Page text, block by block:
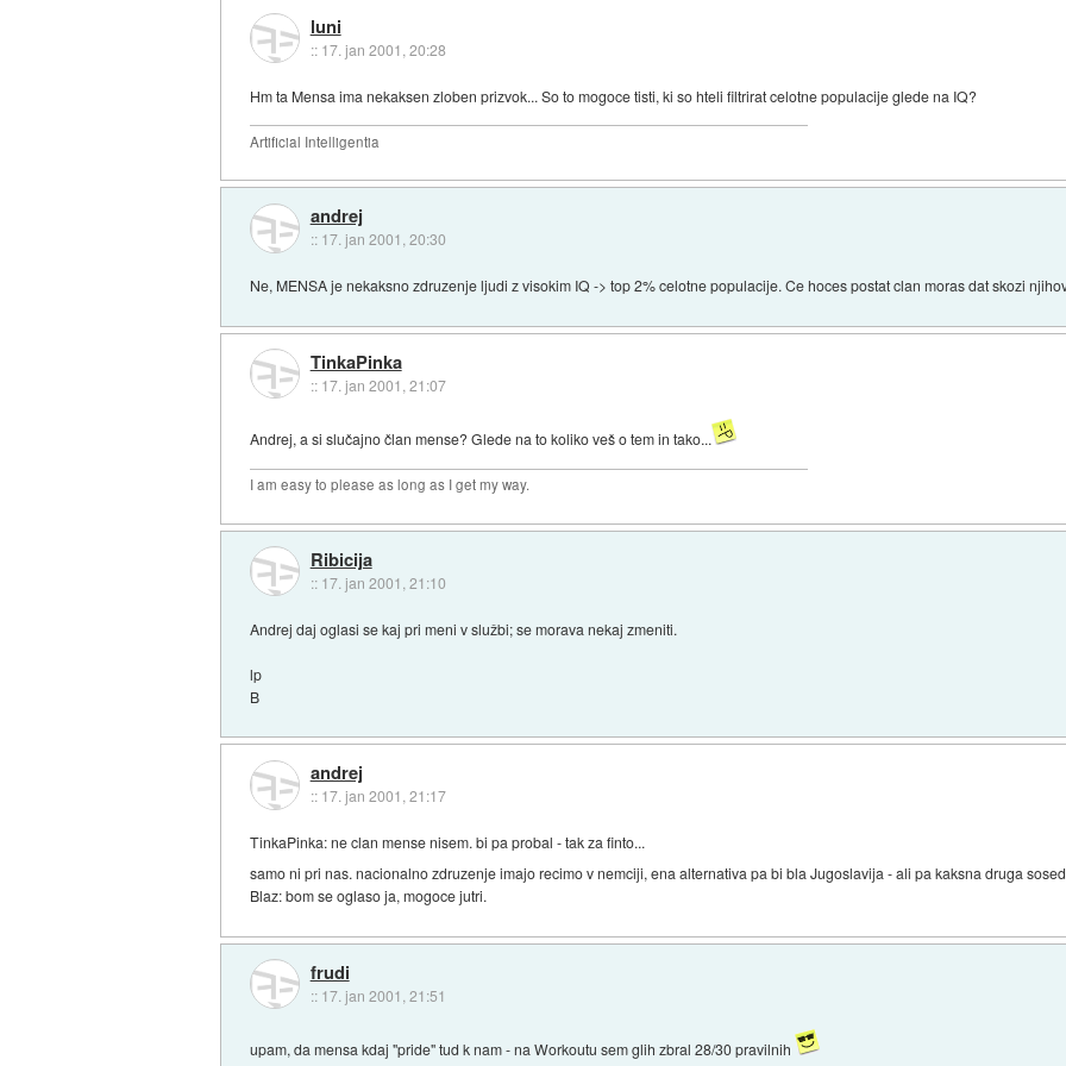
luni
:: 17. jan 2001, 20:28
Hm ta Mensa ima nekaksen zloben prizvok... So to mogoce tisti, ki so hteli filtrirat celotne populacije glede na IQ?
Artificial Intelligentia
andrej
:: 17. jan 2001, 20:30
Ne, MENSA je nekaksno zdruzenje ljudi z visokim IQ -> top 2% celotne populacije. Ce hoces postat clan moras dat skozi
TinkaPinka
:: 17. jan 2001, 21:07
Andrej, a si slučajno član mense? Glede na to koliko veš o tem in tako...
I am easy to please as long as I get my way.
Ribicija
:: 17. jan 2001, 21:10
Andrej daj oglasi se kaj pri meni v službi; se morava nekaj zmeniti.
lp
B
andrej
:: 17. jan 2001, 21:17
TinkaPinka: ne clan mense nisem. bi pa probal - tak za finto...
samo ni pri nas. nacionalno zdruzenje imajo recimo v nemciji, ena alternativa pa bi bla Jugoslavija - ali pa kaksna druga
Blaz: bom se oglaso ja, mogoce jutri.
frudi
:: 17. jan 2001, 21:51
upam, da mensa kdaj "pride" tud k nam - na Workoutu sem glih zbral 28/30 pravilnih